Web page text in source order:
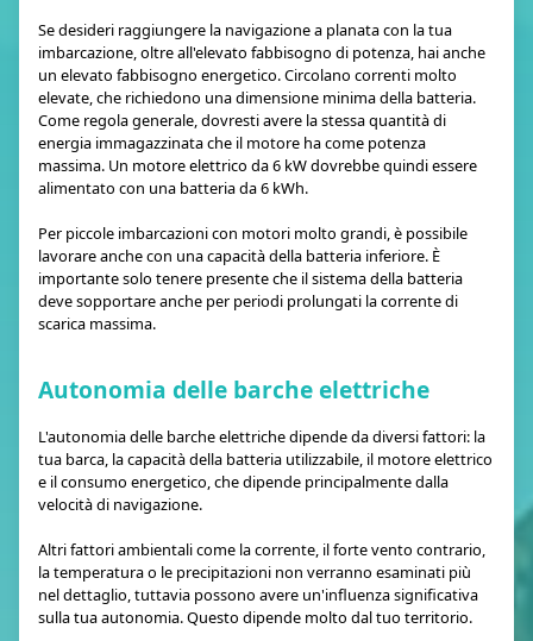
Se desideri raggiungere la navigazione a planata con la tua
imbarcazione, oltre all'elevato fabbisogno di potenza, hai anche
un elevato fabbisogno energetico. Circolano correnti molto
elevate, che richiedono una dimensione minima della batteria.
Come regola generale, dovresti avere la stessa quantità di
energia immagazzinata che il motore ha come potenza
massima. Un motore elettrico da 6 kW dovrebbe quindi essere
alimentato con una batteria da 6 kWh.
Per piccole imbarcazioni con motori molto grandi, è possibile
lavorare anche con una capacità della batteria inferiore. È
importante solo tenere presente che il sistema della batteria
deve sopportare anche per periodi prolungati la corrente di
scarica massima.
Autonomia delle barche elettriche
L'autonomia delle barche elettriche dipende da diversi fattori: la
tua barca, la capacità della batteria utilizzabile, il motore elettrico
e il consumo energetico, che dipende principalmente dalla
velocità di navigazione.
Altri fattori ambientali come la corrente, il forte vento contrario,
la temperatura o le precipitazioni non verranno esaminati più
nel dettaglio, tuttavia possono avere un'influenza significativa
sulla tua autonomia. Questo dipende molto dal tuo territorio.